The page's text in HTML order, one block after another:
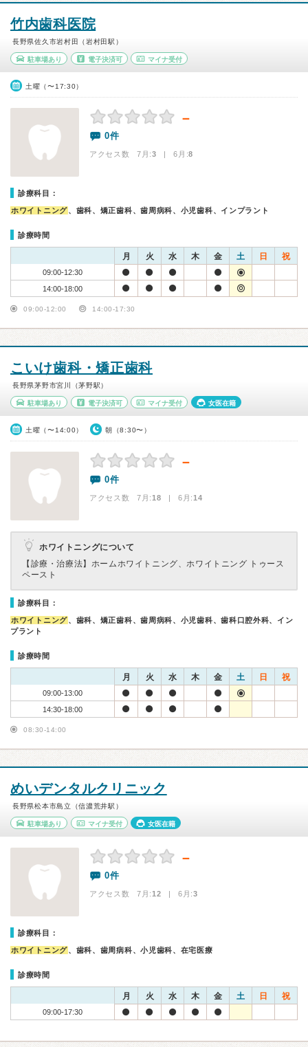
竹内歯科医院
長野県佐久市岩村田（岩村田駅）
駐車場あり 電子決済可 マイナ受付
土曜（〜17:30）
－
0件
アクセス数 7月:3 | 6月:8
診療科目：
ホワイトニング、歯科、矯正歯科、歯周病科、小児歯科、インプラント
診療時間
月 火 水 木 金 土 日 祝
09:00-12:30
14:00-18:00
09:00-12:00 14:00-17:30
こいけ歯科・矯正歯科
長野県茅野市宮川（茅野駅）
駐車場あり 電子決済可 マイナ受付 女医在籍
土曜（〜14:00） 朝（8:30〜）
－
0件
アクセス数 7月:18 | 6月:14
ホワイトニングについて
【診療・治療法】 ホームホワイトニング、ホワイトニング トゥース
ペースト
診療科目：
ホワイトニング、歯科、矯正歯科、歯周病科、小児歯科、歯科口腔外科、イン
プラント
診療時間
月 火 水 木 金 土 日 祝
09:00-13:00
14:30-18:00
08:30-14:00
めいデンタルクリニック
長野県松本市島立（信濃荒井駅）
駐車場あり マイナ受付 女医在籍
－
0件
アクセス数 7月:12 | 6月:3
診療科目：
ホワイトニング、歯科、歯周病科、小児歯科、在宅医療
診療時間
月 火 水 木 金 土 日 祝
09:00-17:30